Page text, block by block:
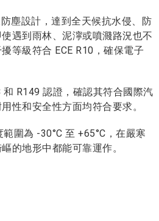
塵設計，達到全天候抗水侵、防
遇到雨林、泥濘或噴濺路況也不
等級符合 ECE R10，確保電子
和 R149 認證，確認其符合國際汽
性和安全性方面均符合要求。
圍為 -30°C 至 +65°C，在嚴寒
的地形中都能可靠運作。